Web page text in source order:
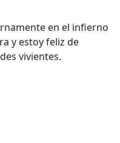
en el infierno
y estoy feliz de
vivientes.